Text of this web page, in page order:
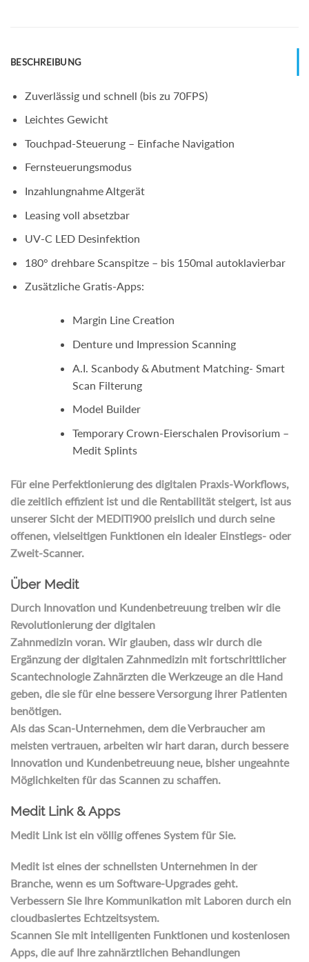
BESCHREIBUNG
Zuverlässig und schnell (bis zu 70FPS)
Leichtes Gewicht
Touchpad-Steuerung – Einfache Navigation
Fernsteuerungsmodus
Inzahlungnahme Altgerät
Leasing voll absetzbar
UV-C LED Desinfektion
180° drehbare Scanspitze – bis 150mal autoklavierbar
Zusätzliche Gratis-Apps:
Margin Line Creation
Denture und Impression Scanning
A.I. Scanbody & Abutment Matching- Smart
Scan Filterung
Model Builder
Temporary Crown-Eierschalen Provisorium –
Medit Splints
Für eine Perfektionierung des digitalen Praxis-Workflows,
die zeitlich effizient ist und die Rentabilität steigert, ist aus
unserer Sicht der MEDITi900 preislich und durch seine
offenen, vielseitigen Funktionen ein idealer Einstiegs- oder
Zweit-Scanner.
Über Medit
Durch Innovation und Kundenbetreuung treiben wir die
Revolutionierung der digitalen
Zahnmedizin voran. Wir glauben, dass wir durch die
Ergänzung der digitalen Zahnmedizin mit fortschrittlicher
Scantechnologie Zahnärzten die Werkzeuge an die Hand
geben, die sie für eine bessere Versorgung ihrer Patienten
benötigen.
Als das Scan-Unternehmen, dem die Verbraucher am
meisten vertrauen, arbeiten wir hart daran, durch bessere
Innovation und Kundenbetreuung neue, bisher ungeahnte
Möglichkeiten für das Scannen zu schaffen.
Medit Link & Apps
Medit Link ist ein völlig offenes System für Sie.
Medit ist eines der schnellsten Unternehmen in der
Branche, wenn es um Software-Upgrades geht.
Verbessern Sie Ihre Kommunikation mit Laboren durch ein
cloudbasiertes Echtzeitsystem.
Scannen Sie mit intelligenten Funktionen und kostenlosen
Apps, die auf Ihre zahnärztlichen Behandlungen